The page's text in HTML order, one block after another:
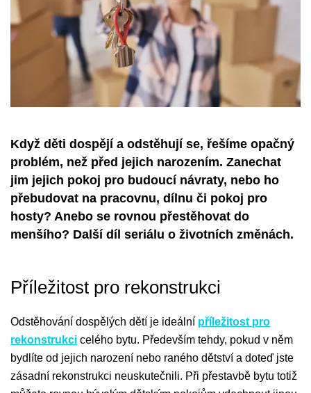
Když děti dospějí a odstěhují se, řešíme opačný
problém, než před jejich narozením. Zanechat
jim jejich pokoj pro budoucí návraty, nebo ho
přebudovat na pracovnu, dílnu či pokoj pro
hosty? Anebo se rovnou přestěhovat do
menšího? Další díl seriálu o životních změnách.
Příležitost pro rekonstrukci
Odstěhování dospělých dětí je ideální příležitost pro
rekonstrukci celého bytu. Především tehdy, pokud v něm
bydlíte od jejich narození nebo raného dětství a doteď jste
zásadní rekonstrukci neuskutečnili. Při přestavbě bytu totiž